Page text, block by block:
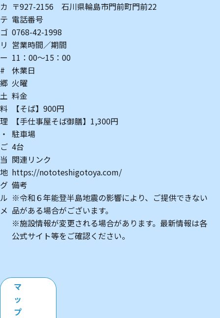
カ
テ
ゴ
リ
ー
#
郷
土
料
理
・
ご
当
地
グ
ル
メ
〒927-2156 石川県輪島市門前町門前22
電話番号
0768-42-1998
営業時間／期間
11：00～15：00
休業日
火曜
料金
【そば】900円
【手仕事屋そば御膳】1,300円
駐車場
4台
関連リンク
https://nototeshigotoya.com/
備考
※令和６年能登半島地震の影響により、ご提供できない
品がある場合がございます。
※施設情報が変更される場合があります。最新情報は各
公式サイト等をご確認ください。
マ
ッ
プ